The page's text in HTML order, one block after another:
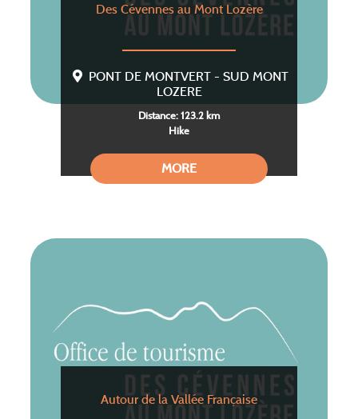
Des Cévennes au Mont Lozère
PONT DE MONTVERT - SUD MONT
LOZERE
Distance: 123.2 km
Hike
MORE
Autour de la Vallée Française